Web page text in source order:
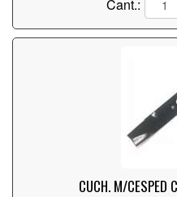
Cant.:
CUCH. M/CESPED